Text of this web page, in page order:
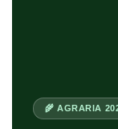
🌾 AGRARIA